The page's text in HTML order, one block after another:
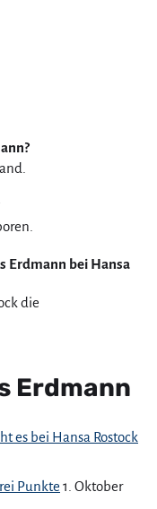
Erdmann bei Hansa
die
Erdmann
es bei Hansa Rostock
Punkte 1. Oktober